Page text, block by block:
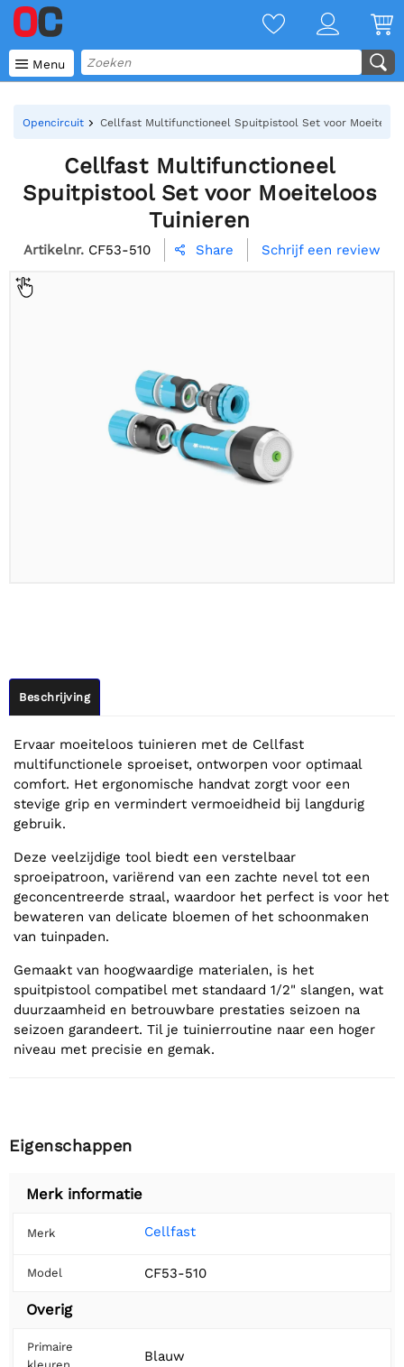
 Menu
Opencircuit Cellfast Multifunctioneel Spuitpistool Set voor
Cellfast Multifunctioneel
Spuitpistool Set voor Moeiteloos
Tuinieren
Artikelnr. CF53-510  Share Schrijf een review
Beschrijving
Ervaar moeiteloos tuinieren met de Cellfast
multifunctionele sproeiset, ontworpen voor optimaal
comfort. Het ergonomische handvat zorgt voor een
stevige grip en vermindert vermoeidheid bij langdurig
gebruik.
Deze veelzijdige tool biedt een verstelbaar
sproeipatroon, variërend van een zachte nevel tot een
geconcentreerde straal, waardoor het perfect is voor het
bewateren van delicate bloemen of het schoonmaken
van tuinpaden.
Gemaakt van hoogwaardige materialen, is het
spuitpistool compatibel met standaard 1/2" slangen, wat
duurzaamheid en betrouwbare prestaties seizoen na
seizoen garandeert. Til je tuinierroutine naar een hoger
niveau met precisie en gemak.
Eigenschappen
Merk informatie
Merk Cellfast
Model CF53-510
Overig
Primaire
Blauw